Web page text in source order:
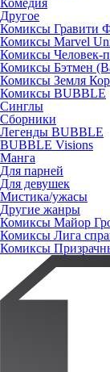
Другое
Комиксы Гравити
Комиксы Marvel
Комиксы Человек-
Комиксы Бэтмен
Комиксы Земля
Комиксы BUBBLE
Синглы
Сборники
Легенды BUBBLE
BUBBLE Visions
Манга
Для парней
Для девушек
Мистика/ужасы
Другие жанры
Комиксы Майор
Комиксы Лига
Комиксы